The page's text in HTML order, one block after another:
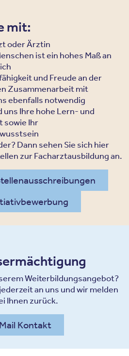
mit:
oder Ärztin
ist ein hohes Maß an
und Freude an der
Zusammenarbeit mit
ebenfalls notwendig
uns Ihre hohe Lern- und
sowie Ihr
Dann sehen Sie sich hier
zur Facharztausbildung an.
Weiterbildungsangebot?
an uns und wir melden
Ihnen zurück.
Kontakt